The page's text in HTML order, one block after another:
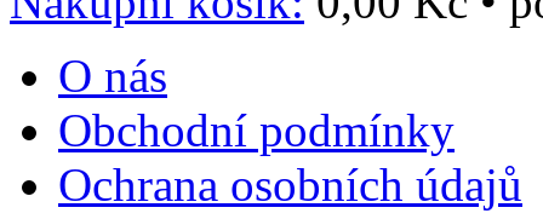
O nás
Obchodní podmínky
Ochrana osobních údajů